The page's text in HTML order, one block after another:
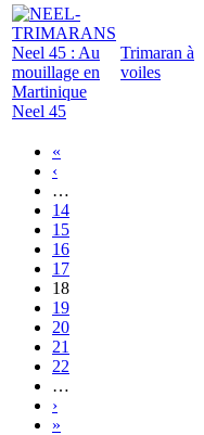
Neel 45
Trimaran à
voiles
«
‹
…
14
15
16
17
18
19
20
21
22
…
›
»